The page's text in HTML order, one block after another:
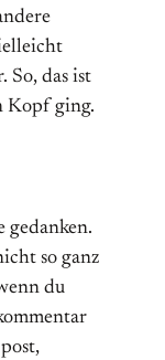
So, das ist
Kopf ging.
gedanken.
so ganz
du